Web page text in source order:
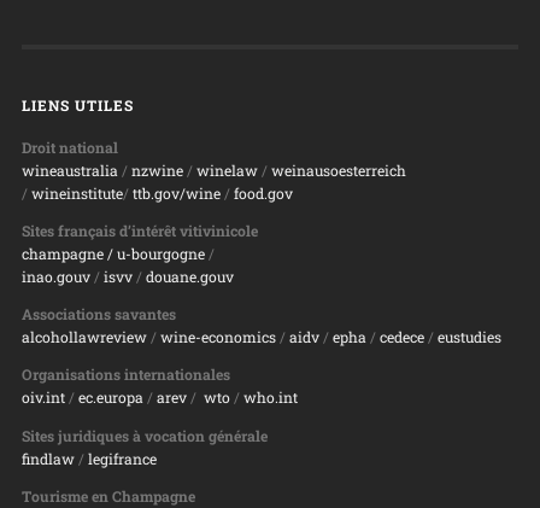
LIENS UTILES
Droit national
wineaustralia / nzwine/ winelaw/ weinausoesterreich
/ wineinstitute/ ttb.gov/wine/ food.gov
Sites français d’intérêt vitivinicole
champagne/ u-bourgogne/
inao.gouv/ isvv/ douane.gouv
Associations savantes
alcohollawreview/ wine-economics/ aidv/ epha/ cedece/ eustudies
Organisations internationales
oiv.int/ ec.europa/ arev/ wto/ who.int
Sites juridiques à vocation générale
findlaw/ legifrance
Tourisme en Champagne